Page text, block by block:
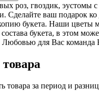
роз, гвоздик, эустомы
Сделайте ваш
букета. Наши цветы
букета, в этом
для Вас
товара за период и